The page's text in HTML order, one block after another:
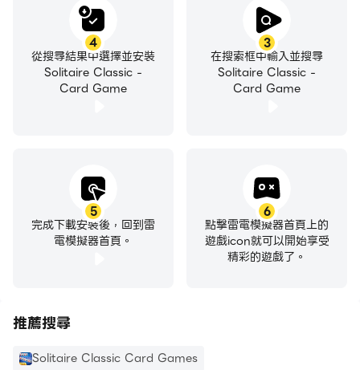
♠ 自動完成
♠ 自動保存
繼續在您離開的地方玩免費的紙牌接龍。
♠ 輕鬆完成動畫
每次完成遊戲時，都可以享受觀看結束動畫的樂趣。
3
在搜索框中輸入並搜尋
Solitaire Classic -
Card Game
4
從搜尋結果中選擇並安裝
Solitaire Classic -
Card Game
5
完成下載安裝後，回到雷
電模擬器首頁。
6
點擊雷電模擬器首頁上的
遊戲icon就可以開始享受
精彩的遊戲了。
推薦搜尋
Solitaire Classic Card Games